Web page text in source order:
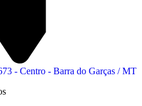
- Centro - Barra do Garças / MT